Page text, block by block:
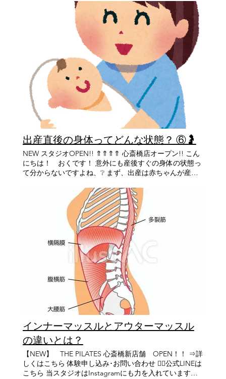
ということで今回はここまで‼‼ これからも皆さんにお役
立ち情報を発信していきますので、是非ご愛読いただけ
ればと思います！ ではまたスタジオでお会いしましょ
う！ ピラティスを通して一生ものの身体を創り上げてい
きましょう！ 全人類にピラティスを👫🌎 全宇宙にピラテ
ィスを💪⭐ ＝＝＝＝＝＝＝＝＝＝＝＝＝＝＝＝＝＝＝＝
＝＝＝＝＝＝＝＝＝＝＝＝＝＝ ✨体験レッスン受付中✨
👇 こちらから体験レッスンのお申し込みをお願いします
👇 https://lin.ee/jbiNfKM 【HP】 https://www.the-
pilates.com/ 【THE PILATES 本店】 【住所】 兵庫県 西
宮市 北口町10-17 Grandi西宮北口2F 阪急 西宮 北口
駅 北改札から徒歩3分 【電話番号】 0798－98－2200
【各主要駅からのアクセス】 阪急 大阪 梅田駅から阪急
西宮北口駅まで特急12分 阪急 神戸 三宮駅から阪急西宮
北口駅まで特急14分 宝塚 駅から阪急西宮北口駅まで14分
【THE PILATES 心斎橋店】 【住所】 大阪市 中央区 南船
場 4丁目10-26 小倉屋山本 本店ビル3F ･心斎橋 駅 から徒
歩 3分 ･クリスタ長堀 北11階段 出て 徒歩2分 ･四ツ橋 駅
から徒歩4分 ･本町 駅 14番出口 から徒歩5分 【営業時
間】 定休日なし 平日：9時〜21時（最終レッスンは20
時〜） 土日：9時～20時 (最終レッスンは19時～)
願いいたします！！！ 👉僕のインスタはこちら 体験申
し込み･お問い合わせ 👉公式LINEはこちら 初めまして。
5月から入社しました 井野彰人（いの あきひと）と申し
ます。 僕は元々は鍼灸師として整骨院に勤務しておりま
した。 その整骨院で、お客様の身体をより良くしたいと
勉強を進めた先にピラティスを知りました。 ピラティス
を勉強し、実践していく中で魅力を肌で感じ、次第に没
頭していくようになりました。 現在は高校生のサッカー
部のトレーナーも務めており、スポーツの現場でもピラ
ティスは活用しておりますが, このピラティスの素晴らし
さ、魅力をより多くの方に広めたいと思い、THE
PILATESへの入社を決意しました。 これから人一倍、切
磋琢磨していきますので、何卒よろしくお願いいたしま
す🙇 万人に、 いや全人類にピラティスを👬 いや全宇宙
にピラティスを👽 ＝＝＝＝＝＝＝＝＝＝＝＝＝＝＝＝＝
＝＝＝＝＝＝＝＝＝＝＝＝＝＝＝＝＝ ✨体験レッスン受
付中✨ 👇 こちらから体験レッスンのお申し込みをお願い
します 👇 https://lin.ee/jbiNfKM 予約サイトから直接ご予
約も可能です✨ 予約サイトはこちら👇 https://the-
pilates.hacomono.jp/home 【HP】 https://www.the-
宮市 北口町10-17 Grandi西宮北口2F 阪急 西宮 北口
駅 北改札から徒歩3分 【電話番号】 0798－98－2200
【各主要駅からのアクセス】 阪急 大阪 梅田駅から阪急
西宮北口駅まで特急12分 阪急 神戸 三宮駅から阪急西宮
北口駅まで特急14分 宝塚 駅から阪急西宮北口駅まで14分
【THE PILATES 心斎橋店】 【住所】 大阪市 中央区 南船
場 4丁目10-26 小倉屋山本 本店ビル3F ･心斎橋 駅 から徒
歩 3分 ･クリスタ長堀 北11階段 出て 徒歩2分 ･四ツ橋 駅
から徒歩4分 ･本町 駅 14番出口 から徒歩5分 【営業時
間】 定休日なし 平日：10時〜21時（最終レッスンは20
時〜） 土日：9時～20時 (最終レッスンは19時～)
出産直後の身体ってどんな状態？ ⑥🤰
NEW スタジオOPEN!! ⇑⇑⇑⇑ 心斎橋店オープン!! こん
にちは！ おくです！ 意外にも産後すぐの身体の状態っ
て分からないですよね、❔ まず、出産は赤ちゃんが産ま
していく大切な時期です🌿 子宮は少しずつ元の大きさへ
妊娠中、子宮は赤ちゃんを育てるために約1kgほどまで
大きくなります。 出産後は、約40ｇ～60ｇほどの元の大
きさへ戻っていきますが、この回復には約6～8週間かか
ると言われています。 この時期は子宮が収縮することで
「後陣痛」を感じたり、「悪露(おろ)」と呼ばれる出血が
続いたりすることがあります。 骨盤はとても不安定な状
態 赤ちゃんが産道を通るために、 恥骨結合 仙腸関節 骨
盤底筋 などには大きな負担がかかっています。 さらに、
妊娠中から分泌されているリラキシンというホルモンの
影響で、靭帯はまだ柔らかい状態です。 そのため、 産後
すぐは骨盤がとても不安定になりやすく、無理な動きや
負担をかけることはおすすめできません。 産後は「休む
こと」も大切なケア 赤ちゃんのお世話で忙しい毎日だと
思いますが、まずは身体をしっかり休ませることが回復
への第一歩です。 そして、お身体の回復に合わせて少し
ずつ姿勢や呼吸を整え、インナーマッスルや骨盤底筋を
無理なく使える状態を目指していくことが大切です 当ス
タジオでは、産後の身体の回復に合わせて、一人ひとり
に合ったピラティスをご提案しています 無理なく、安全
インナーマッスルとアウターマッスル
の違いとは？
【NEW】 THE PILATES 心斎橋新店舗 OPEN！！ ⇒詳
しくはこちら 体験申し込み･お問い合わせ 👉🏻公式LINEは
こちら 当スタジオはInstagramにも力を入れています！